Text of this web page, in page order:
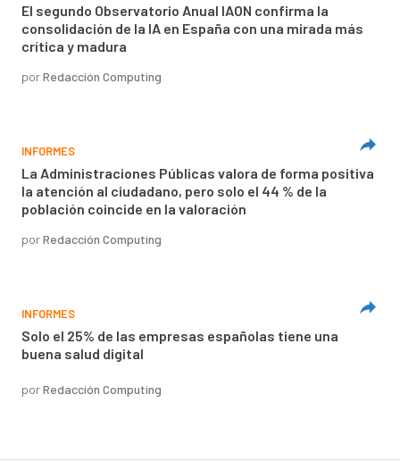
El segundo Observatorio Anual IAON confirma la
consolidación de la IA en España con una mirada más
crítica y madura
porRedacción Computing
INFORMES
La Administraciones Públicas valora de forma positiva
la atención al ciudadano, pero solo el 44 % de la
población coincide en la valoración
porRedacción Computing
INFORMES
Solo el 25% de las empresas españolas tiene una
buena salud digital
porRedacción Computing